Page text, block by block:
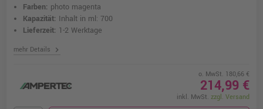
Farben: photo magenta
Kapazität: Inhalt in ml: 700
Lieferzeit: 1-2 Werktage
mehr Details chevron_right
o. MwSt. 180,66 €
214,99 €
inkl. MwSt. zzgl. Versand